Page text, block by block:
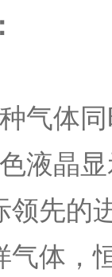
种气体
液晶
领先的
气体，